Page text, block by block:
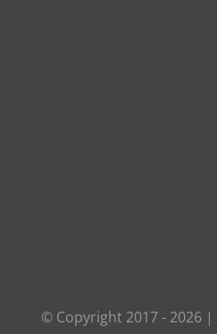
© Copyright 2017 - 2026 |